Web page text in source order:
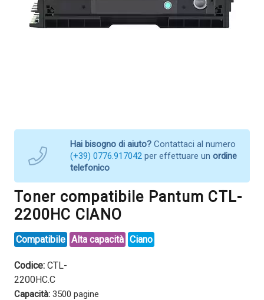
Hai bisogno di aiuto? Contattaci al numero
(+39) 0776.917042 per effettuare un ordine
telefonico
Toner compatibile Pantum CTL-
2200HC CIANO
Compatibile Alta capacità Ciano
Codice: CTL-
2200HC.C
Capacità: 3500 pagine